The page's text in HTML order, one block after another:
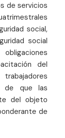
de servicios
social,
social
del
de que las
del objeto
de